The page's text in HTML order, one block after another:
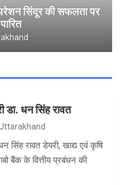
सिंदूर की सफलता पर
डा. धन सिंह रावत
सिंह रावत डेयरी, खाद्य एवं कृषि
बैंक के वित्तीय प्रबंधन की